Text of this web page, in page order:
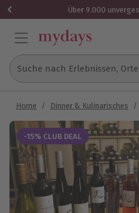
Über 9.000
Suche nach Erlebnissen,
Home / Dinner & Kulinarisches /
-15% CLUB DEAL